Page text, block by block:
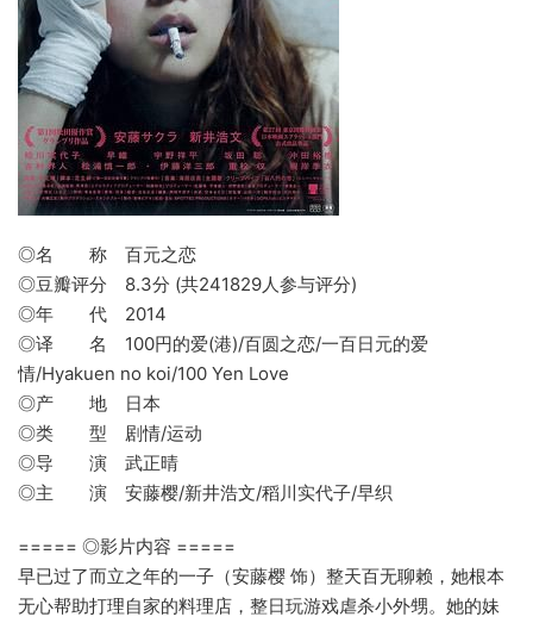
◎名 称 百元之恋
◎豆瓣评分 8.3分 (共241829人参与评分)
◎年 代 2014
◎译 名 100円的爱(港)/百圆之恋/一百日元的爱
情/Hyakuen no koi/100 Yen Love
◎产 地 日本
◎类 型 剧情/运动
◎导 演 武正晴
◎主 演 安藤樱/新井浩文/稻川实代子/早织
===== ◎影片内容 =====
早已过了而立之年的一子（安藤樱 饰）整天百无聊赖，她根本
无心帮助打理自家的料理店，整日玩游戏虐杀小外甥。她的妹